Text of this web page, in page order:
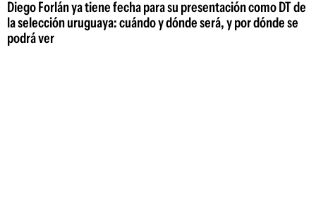
Diego Forlán ya tiene fecha para su presentación como DT de
la selección uruguaya: cuándo y dónde será, y por dónde se
podrá ver